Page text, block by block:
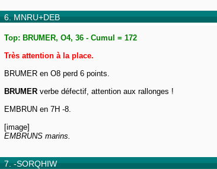
6. MNRU+DEB
Top: BRUMER, O4, 36 - Cumul = 172
Très attention à la place.
BRUMER en O8 perd 6 points.
BRUMER verbe défectif, attention aux rallonges !
EMBRUN en 7H -8.
[image]
EMBRUNS marins.
7. -SORQHIW